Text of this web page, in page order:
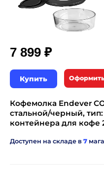
7 899 ₽
Купить
Кофемолка Endever
стальной/черный,
контейнера для кофе
Доступен на складе в 7